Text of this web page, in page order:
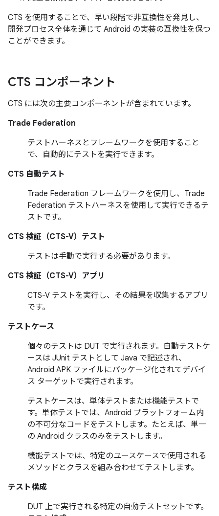
CTS を使用することで、早い段階で非互換性を発見し、
開発プロセス全体を通じて Android の実装の互換性を保つ
ことができます。
CTS コンポーネント
CTS には次の主要コンポーネントが含まれています。
Trade Federation
テストハーネスとフレームワークを使用すること
で、自動的にテストを実行できます。
CTS 自動テスト
Trade Federation フレームワークを使用し、Trade
Federation テストハーネスを使用して実行できるテ
ストです。
CTS 検証（CTS-V）テスト
テストは手動で実行する必要があります。
CTS 検証（CTS-V）アプリ
CTS-V テストを実行し、その結果を収集するアプリ
です。
テストケース
個々のテストは DUT で実行されます。自動テストケ
ースは JUnit テストとして Java で記述され、
Android APK ファイルにパッケージ化されてデバイ
ス ターゲットで実行されます。
テストケースは、単体テストまたは機能テストで
す。 単体テストでは、Android プラットフォーム内
の不可分なコードをテストします。たとえば、単一
の Android クラスのみをテストします。
機能テストでは、特定のユースケースで使用される
メソッドとクラスを組み合わせてテストします。
テスト構成
DUT 上で実行される特定の自動テストセットです。